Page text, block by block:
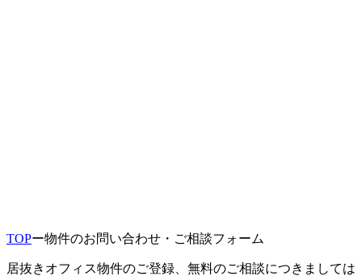
TOPー物件のお問い合わせ・ご相談フォーム
居抜きオフィス物件のご登録、無料のご相談につきましては